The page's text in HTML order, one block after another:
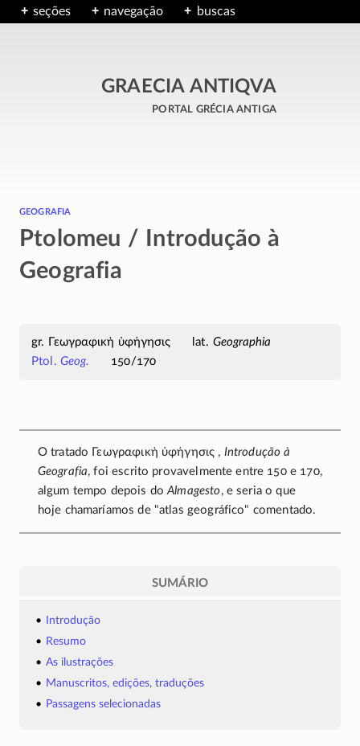
seções navegação buscas
GRAECIA ANTIQVA
portal grécia antiga
geografia
Ptolomeu / Introdução à
Geografia
Γεωγραφικὴ ὑφήγησις
Geographia
Ptol. Geog. 150/170
O tratado Γεωγραφικὴ ὑφήγησις , Introdução à
Geografia, foi escrito provavelmente entre 150 e 170,
algum tempo depois doAlmagesto, e seria o que
hoje chamaríamos de
atlas geográfico comentado.
SUMÁRIO
Introdução
Resumo
As ilustrações
Manuscritos, edições, traduções
Passagens selecionadas